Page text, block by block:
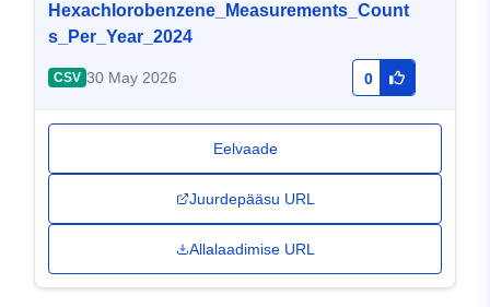
Hexachlorobenzene_Measurements_Count
s_Per_Year_2024
CSV 30 May 2026 0
Eelvaade
Juurdepääsu URL
Allalaadimise URL